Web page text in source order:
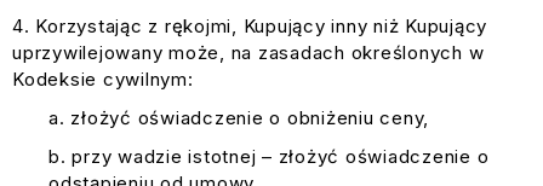
Korzystając z rękojmi, Kupujący inny niż Kupujący
uprzywilejowany może, na zasadach określonych w
Kodeksie cywilnym:
złożyć oświadczenie o obniżeniu ceny,
przy wadzie istotnej – złożyć oświadczenie o